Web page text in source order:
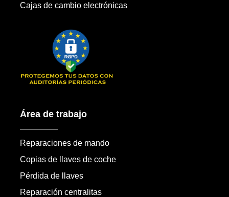
Cajas de cambio electrónicas
Área de trabajo
Reparaciones de mando
Copias de llaves de coche
Pérdida de llaves
Reparación centralitas